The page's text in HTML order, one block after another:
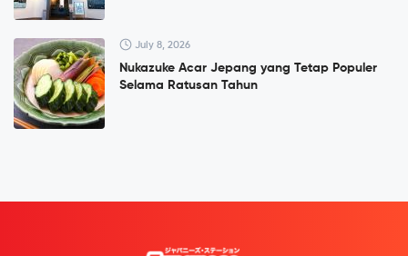
July 8, 2026
Nukazuke Acar Jepang yang Tetap Populer
Selama Ratusan Tahun